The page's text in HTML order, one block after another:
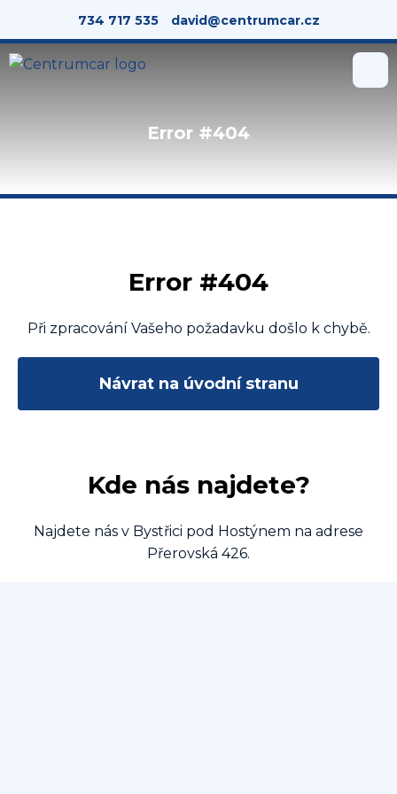
734 717 535 david@centrumcar.cz
Kontakt
Error #404
Error #404
Při zpracování Vašeho požadavku došlo k chybě.
Návrat na úvodní stranu
Kde nás najdete?
Najdete nás v Bystřici pod Hostýnem na adrese
Přerovská 426.